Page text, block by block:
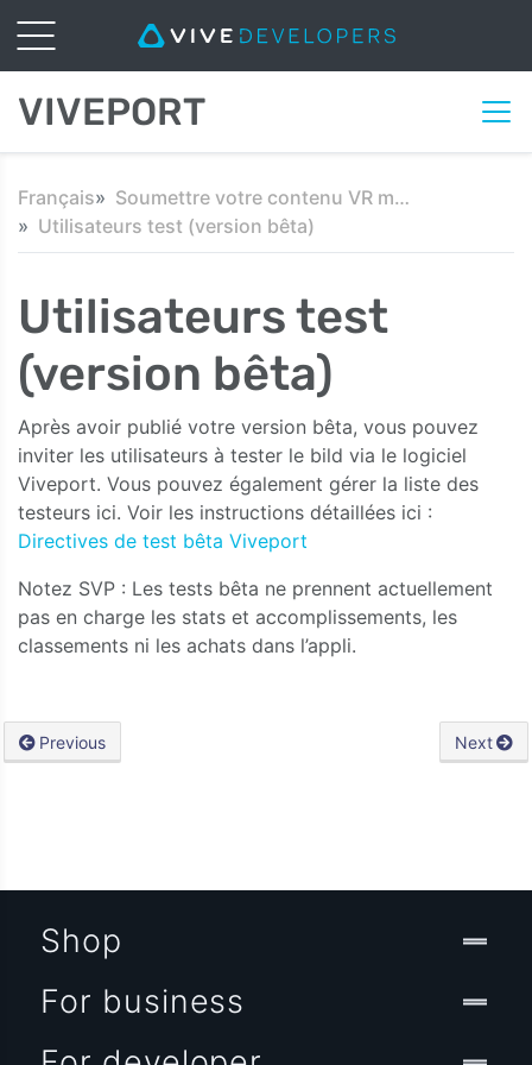
VIVEPORT
Français
Soumettre votre contenu VR mobile
Utilisateurs test (version bêta)
Utilisateurs test
(version bêta)
Après avoir publié votre version bêta, vous pouvez
inviter les utilisateurs à tester le bild via le logiciel
Viveport. Vous pouvez également gérer la liste des
testeurs ici. Voir les instructions détaillées ici :
Directives de test bêta Viveport
Notez SVP : Les tests bêta ne prennent actuellement
pas en charge les stats et accomplissements, les
classements ni les achats dans l’appli.
Previous Next
Shop
For business